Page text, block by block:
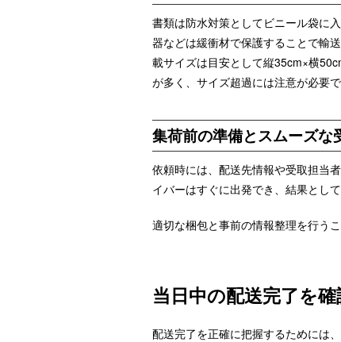
書類は防水対策としてビニール袋に
器などは緩衝材で保護することで輸
載サイズは目安として縦35cm×横
が多く、サイズ超過には注意が必要で
集荷前の準備とスムーズな
依頼時には、配送先情報や受取担当
イバーはすぐに出発でき、結果とし
適切な梱包と事前の情報整理を行う
当日中の配送完了を
配送完了を正確に把握するためには